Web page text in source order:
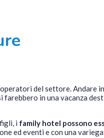
del settore. Andare in
in una vacanza
i family hotel possono
ed eventi e con una